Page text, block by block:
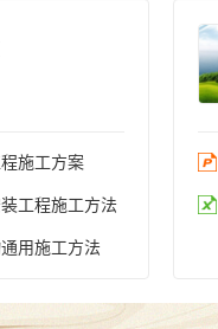
施工方案
工程施工方法
用施工方法